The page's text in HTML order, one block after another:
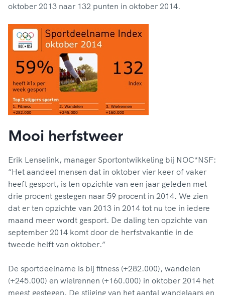
oktober 2013 naar 132 punten in oktober 2014.
Mooi herfstweer
Erik Lenselink, manager Sportontwikkeling bij NOC*NSF:
“Het aandeel mensen dat in oktober vier keer of vaker
heeft gesport, is ten opzichte van een jaar geleden met
drie procent gestegen naar 59 procent in 2014. We zien
dat er ten opzichte van 2013 in 2014 tot nu toe in iedere
maand meer wordt gesport. De daling ten opzichte van
september 2014 komt door de herfstvakantie in de
tweede helft van oktober.”
De sportdeelname is bij fitness (+282.000), wandelen
(+245.000) en wielrennen (+160.000) in oktober 2014 het
meest gestegen. De stijging van het aantal wandelaars en